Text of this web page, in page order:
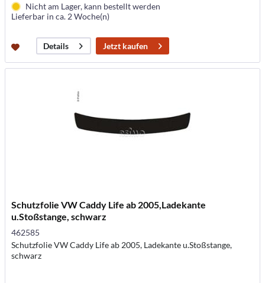
Nicht am Lager, kann bestellt werden
Lieferbar in ca. 2 Woche(n)
Details Jetzt kaufen
Schutzfolie VW Caddy Life ab 2005,Ladekante
u.Stoßstange, schwarz
462585
Schutzfolie VW Caddy Life ab 2005, Ladekante u.Stoßstange,
schwarz